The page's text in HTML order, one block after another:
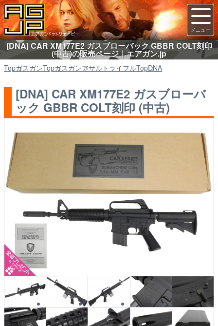
[DNA] CAR XM177E2 ガスブローバック GBBR COLT刻印
(中古)の販売ページ｜エアガン.jp
TopガスガンTopガスガンアサルトライフルTopDNA
[DNA] CAR XM177E2 ガスブローバ
ック GBBR COLT刻印 (中古)